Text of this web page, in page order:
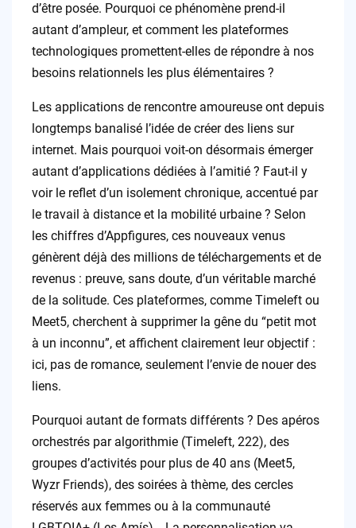
d’être posée. Pourquoi ce phénomène prend-il
autant d’ampleur, et comment les plateformes
technologiques promettent-elles de répondre à nos
besoins relationnels les plus élémentaires ?
Les applications de rencontre amoureuse ont depuis
longtemps banalisé l’idée de créer des liens sur
internet. Mais pourquoi voit-on désormais émerger
autant d’applications dédiées à l’amitié ? Faut-il y
voir le reflet d’un isolement chronique, accentué par
le travail à distance et la mobilité urbaine ? Selon
les chiffres d’Appfigures, ces nouveaux venus
génèrent déjà des millions de téléchargements et de
revenus : preuve, sans doute, d’un véritable marché
de la solitude. Ces plateformes, comme Timeleft ou
Meet5, cherchent à supprimer la gêne du “petit mot
à un inconnu”, et affichent clairement leur objectif :
ici, pas de romance, seulement l’envie de nouer des
liens.
Pourquoi autant de formats différents ? Des apéros
orchestrés par algorithmie (Timeleft, 222), des
groupes d’activités pour plus de 40 ans (Meet5,
Wyzr Friends), des soirées à thème, des cercles
réservés aux femmes ou à la communauté